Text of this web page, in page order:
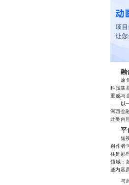
融
原创
科技集
重感与
——以一
河西金
此类内
平
短视
创作者
往是那
领域：
些内容
与此